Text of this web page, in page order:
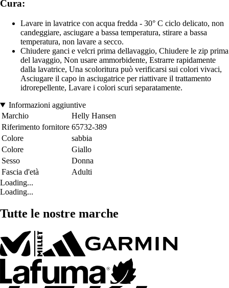
Cura:
Lavare in lavatrice con acqua fredda - 30° C ciclo delicato, non
candeggiare, asciugare a bassa temperatura, stirare a bassa
temperatura, non lavare a secco.
Chiudere ganci e velcri prima dellavaggio, Chiudere le zip prima
del lavaggio, Non usare ammorbidente, Estrarre rapidamente
dalla lavatrice, Una scoloritura può verificarsi sui colori vivaci,
Asciugare il capo in asciugatrice per riattivare il trattamento
idrorepellente, Lavare i colori scuri separatamente.
Informazioni aggiuntive
Marchio
Helly Hansen
Riferimento fornitore 65732-389
Colore
sabbia
Colore
Giallo
Sesso
Donna
Fascia d'età
Adulti
Loading...
Loading...
Tutte le nostre marche